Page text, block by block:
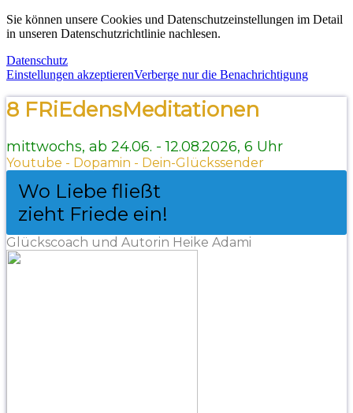
Sie können unsere Cookies und Datenschutzeinstellungen im Detail
in unseren Datenschutzrichtlinie nachlesen.
Datenschutz
Einstellungen akzeptierenVerberge nur die Benachrichtigung
8 FRiEdensMeditationen
mittwochs, ab 24.06. - 12.08.2026, 6 Uhr
Youtube - Dopamin - Dein-Glückssender
Wo Liebe fließt
zieht Friede ein!
Glückscoach und Autorin Heike Adami